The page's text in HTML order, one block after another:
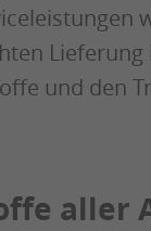
Lieferung
und den
aller